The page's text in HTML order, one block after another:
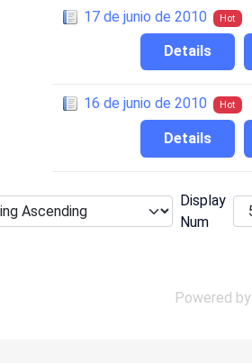
17 de junio de 2010 Hot
Details
16 de junio de 2010 Hot
Details
Display
Num
Powered by